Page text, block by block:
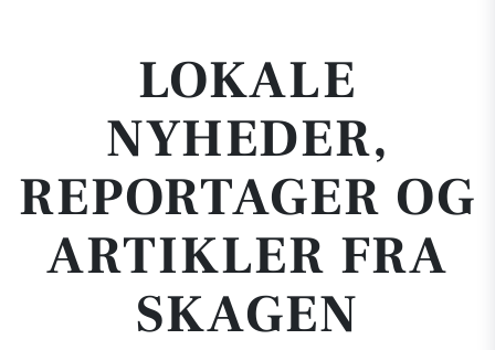
LOKALE
NYHEDER,
REPORTAGER OG
ARTIKLER FRA
SKAGEN